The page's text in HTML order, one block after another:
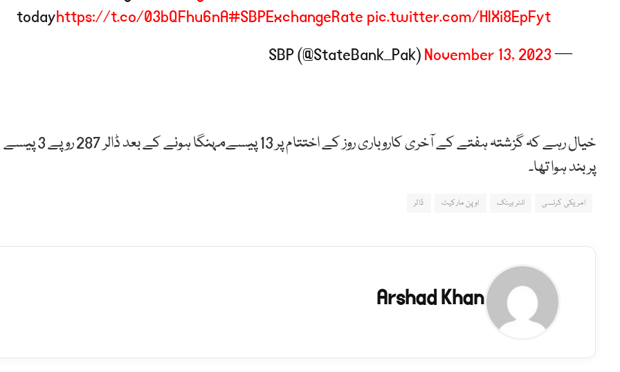
todayhttps://t.co/03bQFhu6nA#SBPExchangeRate pic.twitter.com/HlXi8EpFyt
— SBP (@StateBank_Pak)
November 13, 2023
خیال رہے کہ گزشتہ ہفتے کے آخری کاروباری روز کے اختتام پر 13 پیسےمہنگا ہونے کے بعد ڈالر 287 روپے 3 پیسے
پر بند ہوا تھا۔
امریکی کرنسی انٹر بینک اوپن مارکیٹ ڈالر
Arshad Khan